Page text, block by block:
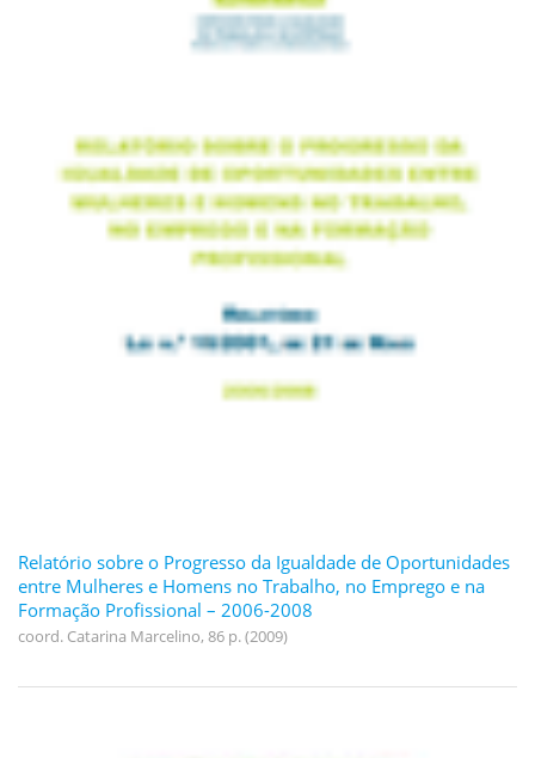
Relatório sobre o Progresso da Igualdade de Oportunidades
entre Mulheres e Homens no Trabalho, no Emprego e na
Formação Profissional – 2006-2008
coord. Catarina Marcelino, 86 p. (2009)